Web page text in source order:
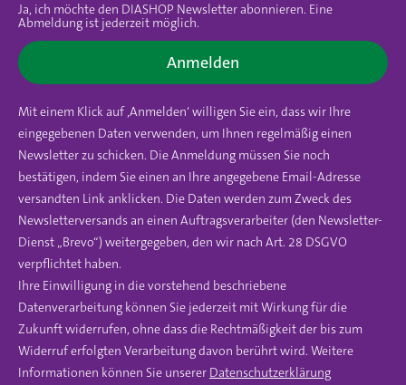
Ja, ich möchte den DIASHOP Newsletter abonnieren. Eine
Abmeldung ist jederzeit möglich.
Anmelden
Mit einem Klick auf ‚Anmelden‘ willigen Sie ein, dass wir Ihre
eingegebenen Daten verwenden, um Ihnen regelmäßig einen
Newsletter zu schicken. Die Anmeldung müssen Sie noch
bestätigen, indem Sie einen an Ihre angegebene Email-Adresse
versandten Link anklicken. Die Daten werden zum Zweck des
Newsletterversands an einen Auftragsverarbeiter (den Newsletter-
Dienst „Brevo“) weitergegeben, den wir nach Art. 28 DSGVO
verpflichtet haben.
Ihre Einwilligung in die vorstehend beschriebene
Datenverarbeitung können Sie jederzeit mit Wirkung für die
Zukunft widerrufen, ohne dass die Rechtmäßigkeit der bis zum
Widerruf erfolgten Verarbeitung davon berührt wird. Weitere
Informationen können Sie unserer Datenschutzerklärung